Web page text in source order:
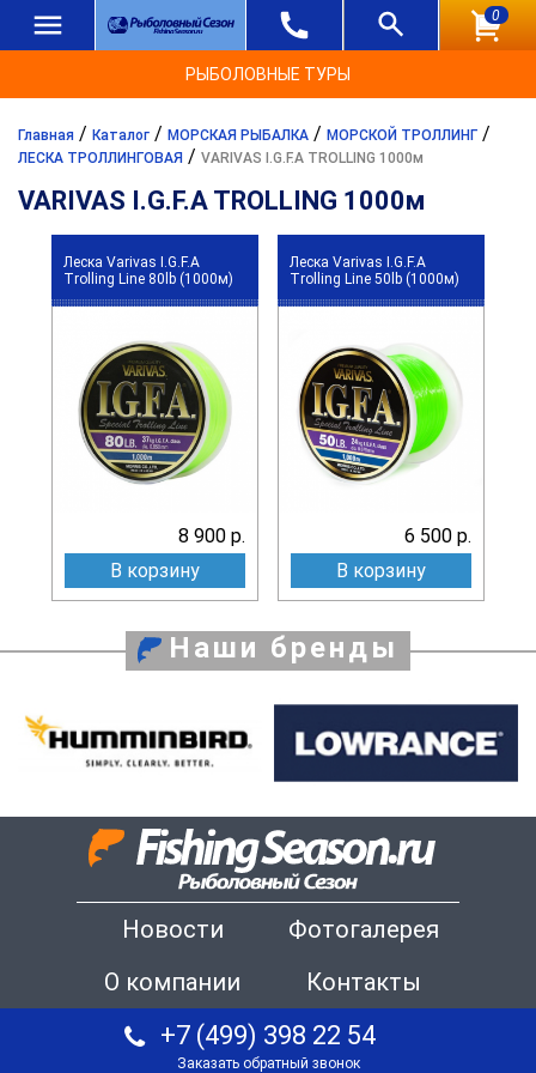
0
РЫБОЛОВНЫЕ ТУРЫ
Главная / Каталог / МОРСКАЯ РЫБАЛКА / МОРСКОЙ ТРОЛЛИНГ /
ЛЕСКА ТРОЛЛИНГОВАЯ / VARIVAS I.G.F.A TROLLING 1000м
VARIVAS I.G.F.A TROLLING 1000м
Леска Varivas I.G.F.A
Trolling Line 80lb (1000м)
8 900 р.
В корзину
Леска Varivas I.G.F.A
Trolling Line 50lb (1000м)
6 500 р.
В корзину
Наши бренды
Новости
Фотогалерея
О компании
Контакты
+7 (499) 398 22 54
Заказать обратный звонок